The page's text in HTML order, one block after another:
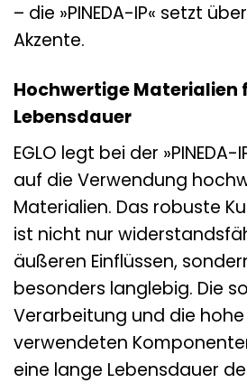
– die »PINEDA-IP« setzt
Akzente.
Hochwertige Materialien
Lebensdauer
EGLO legt bei der
auf die Verwendung
Materialien. Das robuste
ist nicht nur
äußeren Einflüssen,
besonders langlebig. Die
Verarbeitung und die
verwendeten
eine lange Lebensdauer